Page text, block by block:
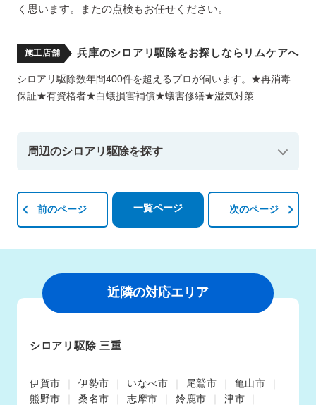
く思います。またの点検もお任せください。
施工店舗 兵庫のシロアリ駆除をお探しならリムケアへ
シロアリ駆除数年間400件を超えるプロが伺います。★再消毒
保証★有資格者★白蟻損害補償★蟻害修繕★湿気対策
周辺のシロアリ駆除を探す
前のページ 一覧ページ 次のページ
近隣の対応エリア
シロアリ駆除 三重
伊賀市 伊勢市 いなべ市 尾鷲市
亀山市
熊野市
桑名市 志摩市 鈴鹿市
津市